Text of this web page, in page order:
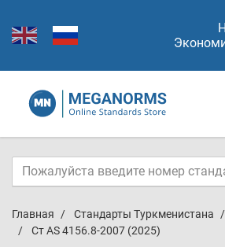
Главная Стандарты Туркменистана
Ст AS 4156.8-2007 (2025)